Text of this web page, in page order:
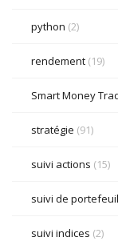
python (2)
rendement (19)
Smart Money
stratégie (91)
suivi actions (15)
suivi de
suivi indices (2)